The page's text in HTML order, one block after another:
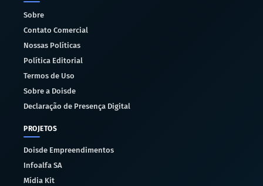
Sobre
Contato Comercial
Nossas Políticas
Política Editorial
Termos de Uso
Sobre a Doisde
Declaração de Presença Digital
PROJETOS
Doisde Empreendimentos
Infoalfa SA
Mídia Kit